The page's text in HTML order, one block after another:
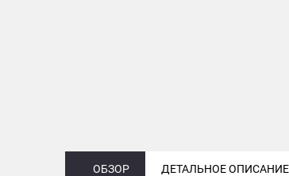
ОБЗОР ДЕТАЛЬНОЕ ОПИСАНИЕ